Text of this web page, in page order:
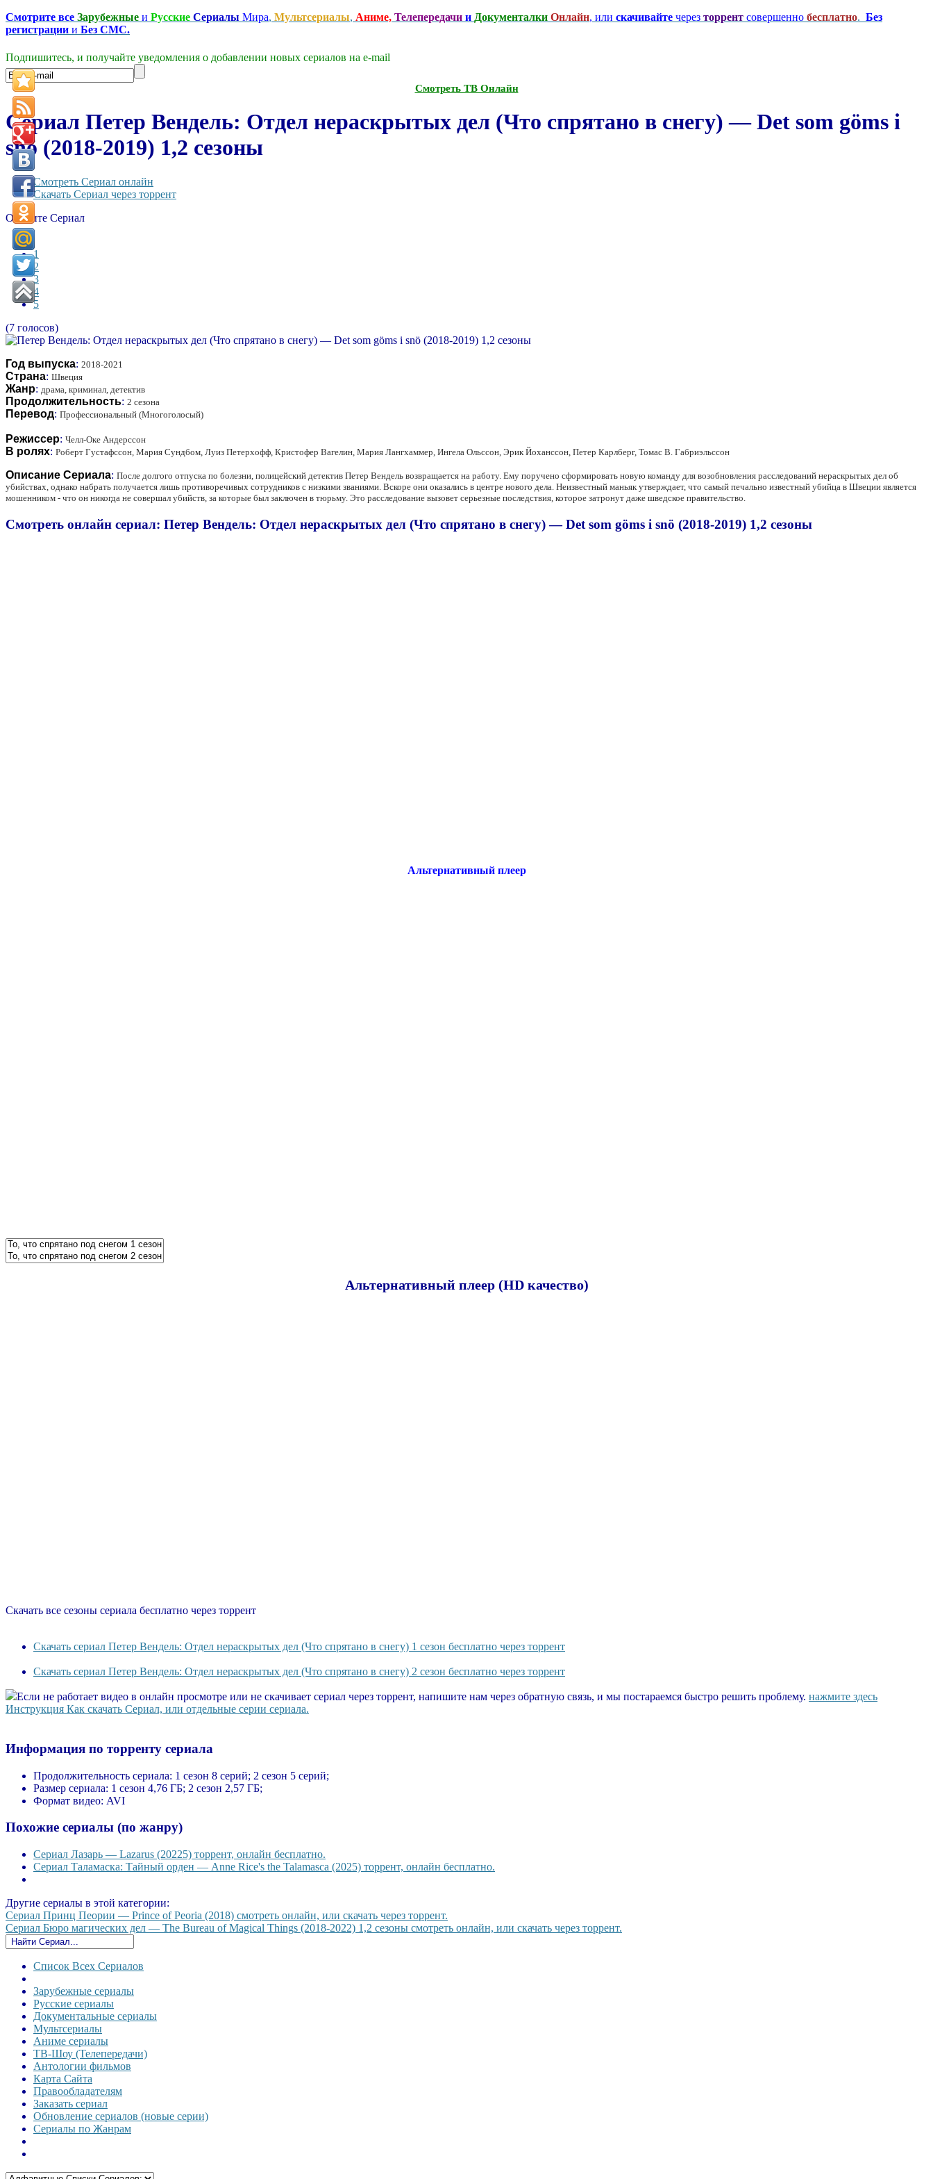
Смотрите все Зарубежные и Русские Сериалы Мира, Мультсериалы, Аниме, Телепередачи и Документалки Онлайн, или скачивайте через торрент совершенно бесплатно. Без
регистрации и Без СМС.
Подпишитесь, и получайте уведомления о добавлении новых сериалов на e-mаil
Смотреть ТВ Онлайн
Сериал Петер Вендель: Отдел нераскрытых дел (Что спрятано в снегу) — Det som göms i
snö (2018-2019) 1,2 сезоны
Смотреть Сериал онлайн
Скачать Сериал через торрент
Оцените Сериал
1
2
3
4
5
(7 голосов)
Год выпуска: 2018-2021
Страна: Швеция
Жанр: драма, криминал, детектив
Продолжительность: 2 сезона
Перевод: Профессиональный (Многоголосый)
Режиссер: Челл-Оке Андерссон
В ролях: Роберт Густафссон, Мария Сундбом, Луиз Петерхофф, Кристофер Вагелин, Мария Лангхаммер, Ингела Ольссон, Эрик Йоханссон, Петер Карлберг, Томас В. Габриэльссон
Описание Сериала: После долгого отпуска по болезни, полицейский детектив Петер Вендель возвращается на работу. Ему поручено сформировать новую команду для возобновления расследований нераскрытых дел об
убийствах, однако набрать получается лишь противоречивых сотрудников с низкими званиями. Вскоре они оказались в центре нового дела. Неизвестный маньяк утверждает, что самый печально известный убийца в Швеции является
мошенником - что он никогда не совершал убийств, за которые был заключен в тюрьму. Это расследование вызовет серьезные последствия, которое затронут даже шведское правительство.
Смотреть онлайн сериал: Петер Вендель: Отдел нераскрытых дел (Что спрятано в снегу) — Det som göms i snö (2018-2019) 1,2 сезоны
Альтернативный плеер
Альтернативный плеер (HD качество)
Скачать все сезоны сериала бесплатно через торрент
Скачать сериал Петер Вендель: Отдел нераскрытых дел (Что спрятано в снегу) 1 сезон бесплатно через торрент
Скачать сериал Петер Вендель: Отдел нераскрытых дел (Что спрятано в снегу) 2 сезон бесплатно через торрент
Если не работает видео в онлайн просмотре или не скачивает сериал через торрент, напишите нам через обратную связь, и мы постараемся быстро решить проблему. нажмите здесь
Инструкция Как скачать Сериал, или отдельные серии сериала.
Информация по торренту сериала
Продолжительность сериала: 1 сезон 8 серий; 2 сезон 5 серий;
Размер сериала: 1 сезон 4,76 ГБ; 2 сезон 2,57 ГБ;
Формат видео: AVI
Похожие сериалы (по жанру)
Сериал Лазарь — Lazarus (20225) торрент, онлайн бесплатно.
Сериал Таламаска: Тайный орден — Anne Rice's the Talamasca (2025) торрент, онлайн бесплатно.
Другие сериалы в этой категории:
Сериал Принц Пеории — Prince of Peoria (2018) смотреть онлайн, или скачать через торрент.
Сериал Бюро магических дел — The Bureau of Magical Things (2018-2022) 1,2 сезоны смотреть онлайн, или скачать через торрент.
Список Всех Сериалов
Зарубежные сериалы
Русские сериалы
Документальные сериалы
Мультсериалы
Аниме сериалы
ТВ-Шоу (Телепередачи)
Антологии фильмов
Карта Сайта
Правообладателям
Заказать сериал
Обновление сериалов (новые серии)
Сериалы по Жанрам